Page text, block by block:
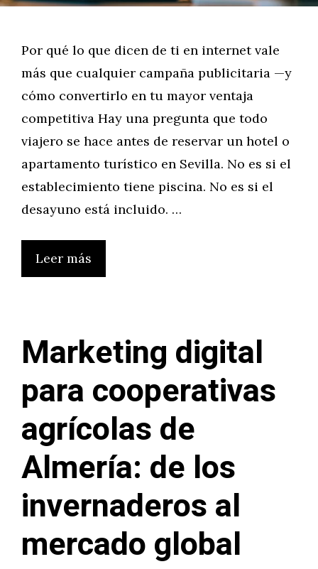
Por qué lo que dicen de ti en internet vale
más que cualquier campaña publicitaria —y
cómo convertirlo en tu mayor ventaja
competitiva Hay una pregunta que todo
viajero se hace antes de reservar un hotel o
apartamento turístico en Sevilla. No es si el
establecimiento tiene piscina. No es si el
desayuno está incluido. …
Leer más
Marketing digital
para cooperativas
agrícolas de
Almería: de los
invernaderos al
mercado global